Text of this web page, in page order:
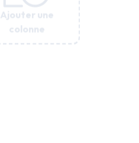
Ajouter une
colonne
Ajouter une
colonne
Ajouter une
colonne
Ajouter une
colonne
Ajouter une
colonne